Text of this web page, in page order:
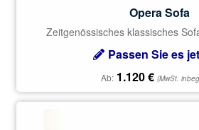
Opera Sofa
Zeitgenössisches klassisches
Passen Sie es
Ab: 1.120€ (MwSt.